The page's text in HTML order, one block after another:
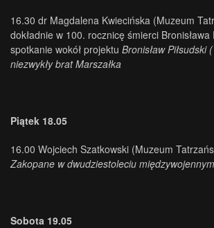
16.30 dr Magdalena Kwiecińska (Muzeum
dokładnie w 100. rocznicę śmierci Bronisława
spotkanie wokół projektu Bronisław Piłsudski
niezwykły brat Marszałka
Piątek 18.05
16.00 Wojciech Szatkowski (Muzeum
Zakopane w dwudziestoleciu międzywojennym
Sobota 19.05